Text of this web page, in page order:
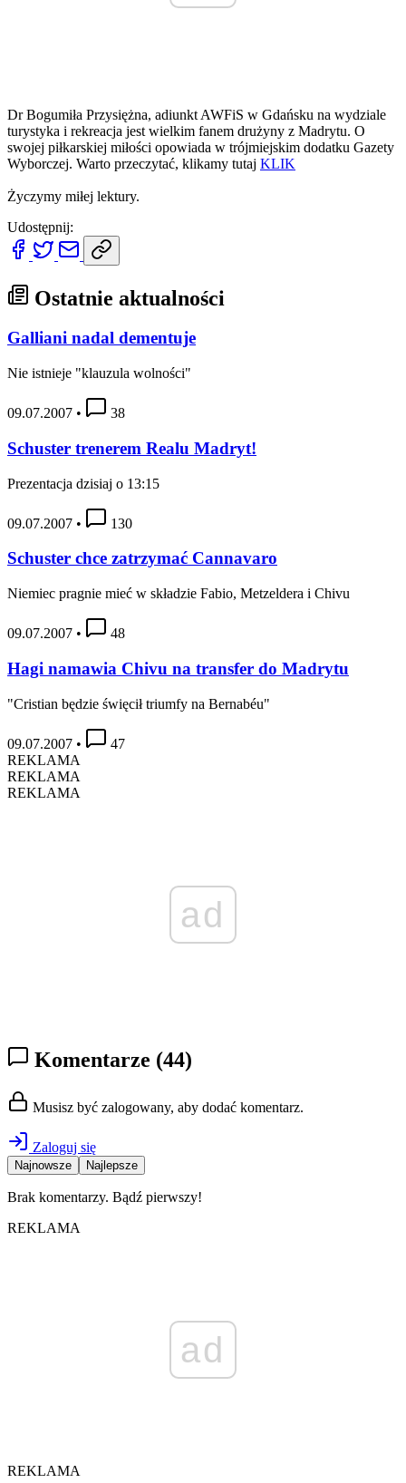
Dr Bogumiła Przysiężna, adiunkt AWFiS w Gdańsku na wydziale
turystyka i rekreacja jest wielkim fanem drużyny z Madrytu. O
swojej piłkarskiej miłości opowiada w trójmiejskim dodatku Gazety
Wyborczej. Warto przeczytać, klikamy tutaj KLIK
Życzymy miłej lektury.
Udostępnij:
Ostatnie aktualności
Galliani nadal dementuje
Nie istnieje "klauzula wolności"
09.07.2007 • 38
Schuster trenerem Realu Madryt!
Prezentacja dzisiaj o 13:15
09.07.2007 • 130
Schuster chce zatrzymać Cannavaro
Niemiec pragnie mieć w składzie Fabio, Metzeldera i Chivu
09.07.2007 • 48
Hagi namawia Chivu na transfer do Madrytu
"Cristian będzie święcił triumfy na Bernabéu"
09.07.2007 •
47
REKLAMA
REKLAMA
REKLAMA
ad
Komentarze (44)
Musisz być zalogowany, aby dodać komentarz.
Zaloguj się
Najnowsze Najlepsze
Brak komentarzy. Bądź pierwszy!
REKLAMA
ad
REKLAMA